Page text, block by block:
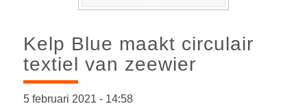
Kelp Blue maakt circulair
textiel van zeewier
5 februari 2021 -14:58